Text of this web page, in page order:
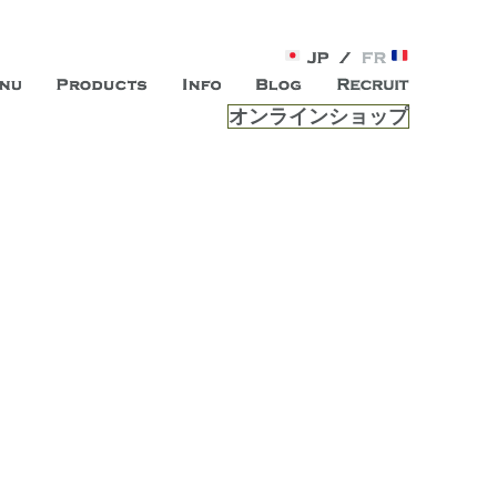
は、 内面から輝く美をトー
ープン。お客様のもつ「自らしい美しさ」を追求し、未来の
を提供する総合エステサロンです。
オンラインショップ